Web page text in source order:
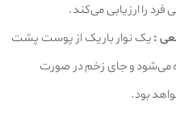
را ارزیابی می‌کند.
:یک نوار باریک از پوست پشت
می‌شود و جای زخم در صورت
بود.